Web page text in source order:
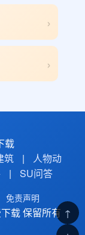
›
›
载
筑 |
人物动
| SU问答
免责声明
载 保留所有 ↑